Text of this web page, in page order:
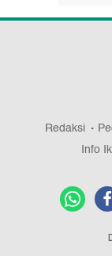
Redaksi
Info